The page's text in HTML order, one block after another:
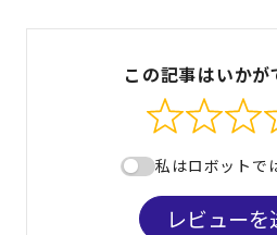
この記事はいかが
私はロボットで
レビューを